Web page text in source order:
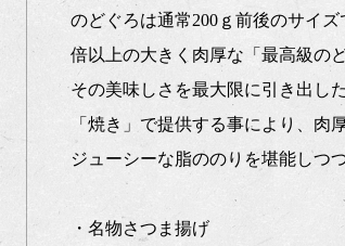
のどぐろは通常200ｇ前後のサイ
倍以上の大きく肉厚な「最高級の
その美味しさを最大限に引き出した
「焼き」で提供する事により、肉
ジューシーな脂ののりを堪能しつ
・名物さつま揚げ